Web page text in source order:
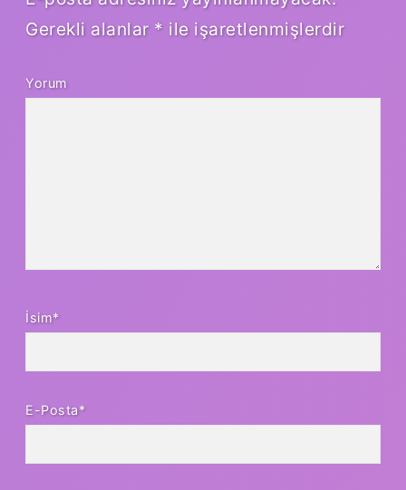
Gerekli alanlar * ile işaretlenmişlerdir
Yorum
İsim*
E-Posta*